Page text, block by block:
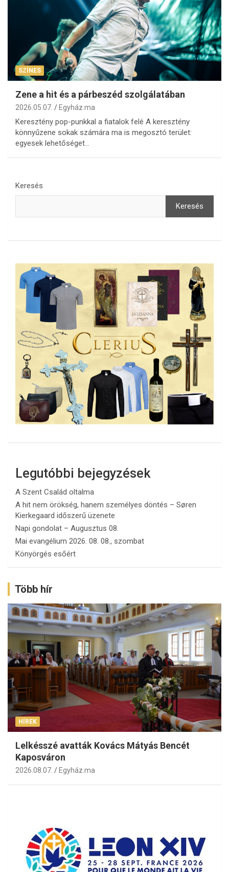
SZÍNES
Zene a hit és a párbeszéd szolgálatában
2026.05.07. Egyház.ma
Keresztény pop-punkkal a fiatalok felé A keresztény
könnyűzene sokak számára ma is megosztó terület:
egyesek lehetőséget…
Keresés
Keresés
Legutóbbi bejegyzések
A Szent Család oltalma
A hit nem örökség, hanem személyes döntés – Søren
Kierkegaard időszerű üzenete
Napi gondolat – Augusztus 08.
Mai evangélium 2026. 08. 08., szombat
Könyörgés esőért
Több hír
HÍREK
Lelkésszé avatták Kovács Mátyás Bencét
Kaposváron
2026.08.07. Egyház.ma